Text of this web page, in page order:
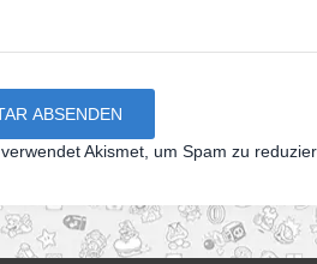
Akismet, um Spam zu